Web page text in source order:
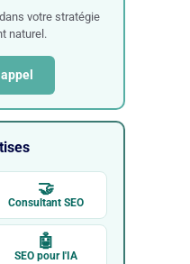
votre stratégie
naturel.
🤝
Consultant SEO
🤖
SEO pour l'IA